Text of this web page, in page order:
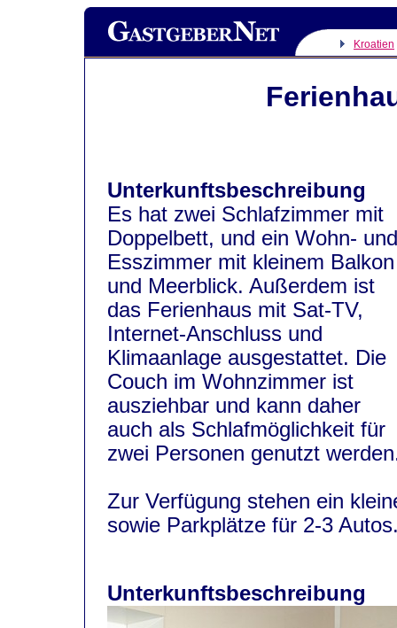
Kroatien
Unterkunftsbeschreibung
Es hat zwei Schlafzimmer mit
Doppelbett, und ein Wohn- und
Esszimmer mit kleinem Balkon
und Meerblick. Außerdem ist
das Ferienhaus mit Sat-TV,
Internet-Anschluss und
Klimaanlage ausgestattet. Die
Couch im Wohnzimmer ist
ausziehbar und kann daher
auch als Schlafmöglichkeit für
zwei Personen genutzt
Zur Verfügung stehen ein
sowie Parkplätze für 2-3
Unterkunftsbeschreibung